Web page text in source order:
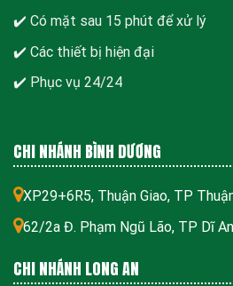
✔️ Có mặt sau 15 phút để xử lý
✔️ Các thiết bị hiện đại
✔️ Phục vụ 24/24
CHI NHÁNH BÌNH DƯƠNG
XP29+6R5, Thuận Giao, TP
62/2a Đ. Phạm Ngũ Lão, TP Dĩ An
CHI NHÁNH LONG AN